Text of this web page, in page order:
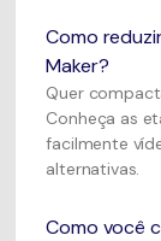
Como
Maker?
Quer
Conheça as
facilmente
alternativas.
Como você